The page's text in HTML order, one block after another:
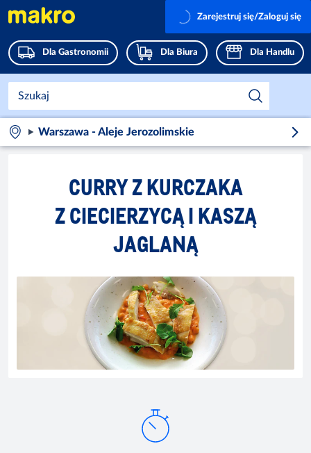
Dla Gastronomii Dla Biura Dla Handlu
Zarejestruj się/Zaloguj się
Warszawa - Aleje Jerozolimskie
CURRY Z KURCZAKA
Z CIECIERZYCĄ I KASZĄ
JAGLANĄ